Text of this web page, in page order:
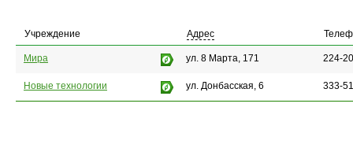
Учреждение Адрес
Мира ул. 8 Марта, 171 224-
Новые технологии ул. Донбасская, 6 333-